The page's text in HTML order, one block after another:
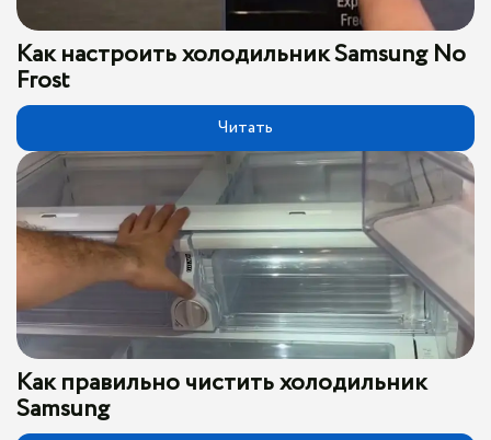
Как настроить холодильник Samsung No
Frost
Читать
Как правильно чистить холодильник
Samsung